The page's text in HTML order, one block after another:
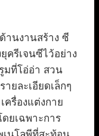
านงานสร้าง ซี
ครีเจนซีไว้อย่าง
มที่โอ่อ่า สวน
ยละเอียดเล็กๆ
ครื่องแต่งกาย
ยเฉพาะการ